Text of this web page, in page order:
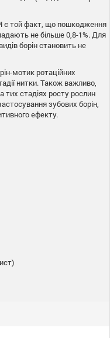
є той факт, що пошкодження
не більше 0,8-1%. Для
борін становить не
мотик ротаційних
нитки. Також важливо,
тих стадіях росту рослин
зубових борін,
ефекту.